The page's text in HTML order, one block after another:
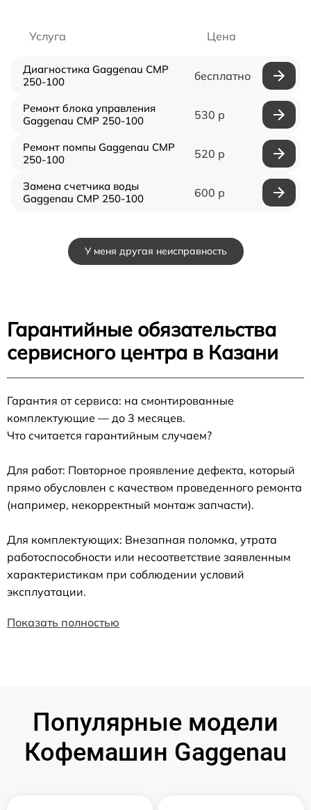
Услуга Цена
Диагностика Gaggenau CMP
250-100
бесплатно
Ремонт блока управления
Gaggenau CMP 250-100
530 р
Ремонт помпы Gaggenau CMP
250-100
520 р
Замена счетчика воды
Gaggenau CMP 250-100
600 р
У меня другая неисправность
Гарантийные обязательства
сервисного центра в Казани
Гарантия от сервиса: на смонтированные
комплектующие — до 3 месяцев.
Что считается гарантийным случаем?
Для работ: Повторное проявление дефекта, который
прямо обусловлен с качеством проведенного ремонта
(например, некорректный монтаж запчасти).
Для комплектующих: Внезапная поломка, утрата
работоспособности или несоответствие заявленным
характеристикам при соблюдении условий
эксплуатации.
Показать полностью
Популярные модели
Кофемашин Gaggenau